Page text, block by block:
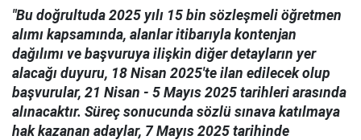
"Bu doğrultuda 2025 yılı 15 bin sözleşmeli öğretmen
alımı kapsamında, alanlar itibarıyla kontenjan
dağılımı ve başvuruya ilişkin diğer detayların yer
alacağı duyuru, 18 Nisan 2025'te ilan edilecek olup
başvurular, 21 Nisan - 5 Mayıs 2025 tarihleri arasında
alınacaktır. Süreç sonucunda sözlü sınava katılmaya
hak kazanan adaylar, 7 Mayıs 2025 tarihinde